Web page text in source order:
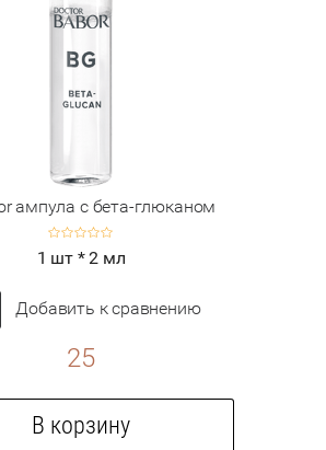
ампула с бета-глюканом
1 шт * 2 мл
Добавить к сравнению
25
В корзину